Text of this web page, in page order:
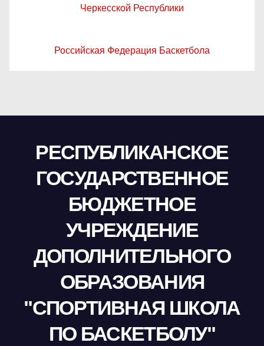
Черкесской Республики
Российская Федерация Баскетбола
РЕСПУБЛИКАНСКОЕ
ГОСУДАРСТВЕННОЕ
БЮДЖЕТНОЕ
УЧРЕЖДЕНИЕ
ДОПОЛНИТЕЛЬНОГО
ОБРАЗОВАНИЯ
"СПОРТИВНАЯ ШКОЛА
ПО БАСКЕТБОЛУ"